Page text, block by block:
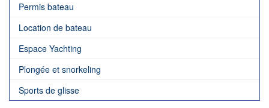
Permis bateau
Location de bateau
Espace Yachting
Plongée et snorkeling
Sports de glisse